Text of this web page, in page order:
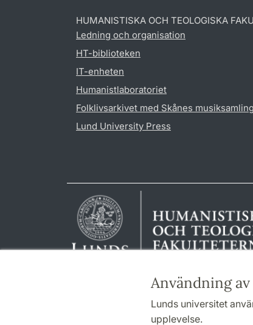
Användning
Lunds universitet
upplevelse.
HUMANISTISKA OCH TEOLOGISKA
Ledning och organisation
HT-biblioteken
IT-enheten
Humanistlaboratoriet
Folklivsarkivet med Skånes
Lund University Press